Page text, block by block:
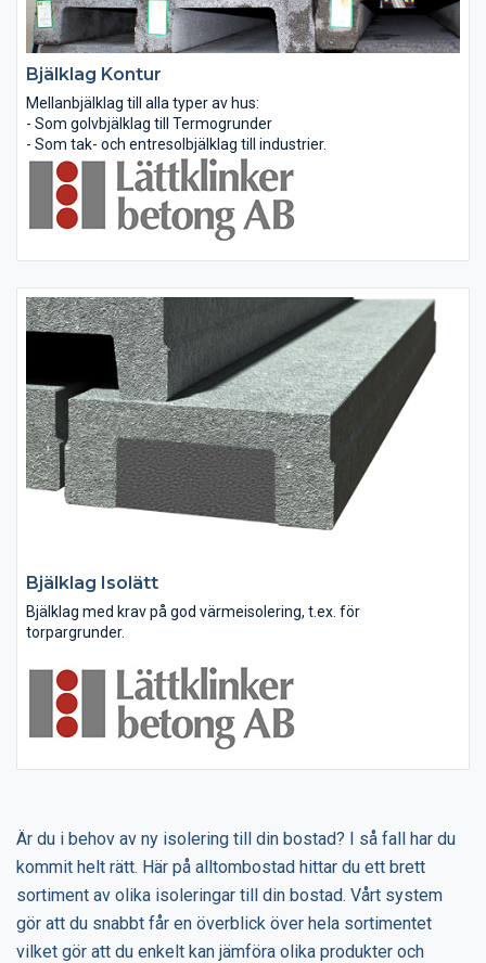
Bjälklag Kontur
Mellanbjälklag till alla typer av hus:
- Som golvbjälklag till Termogrunder
- Som tak- och entresolbjälklag till industrier.
Bjälklag Isolätt
Bjälklag med krav på god värmeisolering, t.ex. för
torpargrunder.
Översidan är färdig för spackling
Kan tilläggsisoleras på över- eller undersidan beroende på
behov/situation
Är du i behov av ny isolering till din bostad? I så fall har du
kommit helt rätt. Här på alltombostad hittar du ett brett
sortiment av olika isoleringar till din bostad. Vårt system
gör att du snabbt får en överblick över hela sortimentet
vilket gör att du enkelt kan jämföra olika produkter och